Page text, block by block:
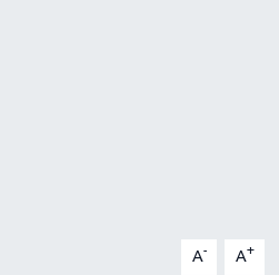
A- A+